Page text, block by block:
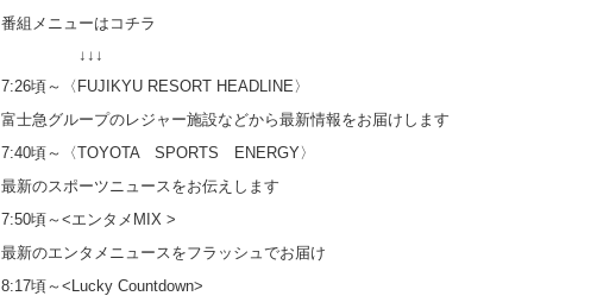
番組メニューはコチラ
↓↓↓
7:26頃～〈FUJIKYU RESORT HEADLINE〉
富士急グループのレジャー施設などから最新情報をお届けします
7:40頃～〈TOYOTA SPORTS ENERGY〉
最新のスポーツニュースをお伝えします
7:50頃～<エンタメMIX >
最新のエンタメニュースをフラッシュでお届け
8:17頃～<Lucky Countdown>